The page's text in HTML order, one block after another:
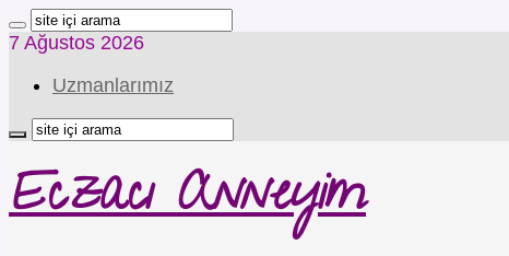
7 Ağustos 2026
Uzmanlarımız
Eczacı Anneyim